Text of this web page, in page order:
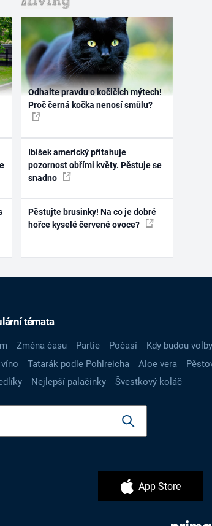
Odhalte pravdu o kočičích mýtech!
Proč černá kočka nenosí smůlu?
Ibišek americký přitahuje
pozornost obřími květy. Pěstuje se
snadno
Pěstujte brusinky! Na co je dobré
hořce kyselé červené ovoce?
témata
Změna času Partie Počasí Kdy budou volby
Tatarák podle Pohlreicha Aloe vera
Nejlepší palačinky Švestkový koláč
App Store